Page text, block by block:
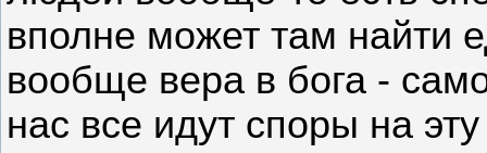
вполне может там найти
вообще вера в бога -
нас все идут споры на